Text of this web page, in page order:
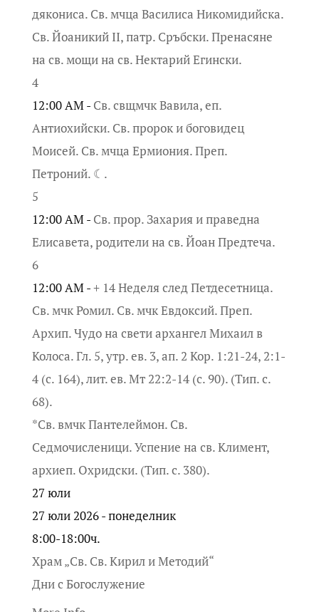
дякониса. Св. мчца Василиса Никомидийска.
Св. Йоаникий II, патр. Сръбски. Пренасяне
на св. мощи на св. Нектарий Егински.
4
12:00 AM - Св. свщмчк Вавила, еп.
Антиохийски. Св. пророк и боговидец
Моисей. Св. мчца Ермиония. Преп.
Петроний. ☾.
5
12:00 AM - Св. прор. Захария и праведна
Елисавета, родители на св. Йоан Предтеча.
6
12:00 AM -+ 14 Неделя след Петдесетница.
Св. мчк Ромил. Св. мчк Евдоксий. Преп.
Архип. Чудо на свети архангел Михаил в
Колоса. Гл. 5, утр. ев. 3, ап. 2 Кор. 1:21-24, 2:1-
4 (с. 164), лит. ев. Мт 22:2-14 (с. 90). (Тип. с.
68).
*Св. вмчк Пантелеймон. Св.
Седмочисленици. Успение на св. Климент,
архиеп. Охридски. (Тип. с. 380).
27 юли
27 юли 2026 - понеделник
8:00-18:00ч.
Храм „Св. Св. Кирил и Методий“
Дни с Богослужение